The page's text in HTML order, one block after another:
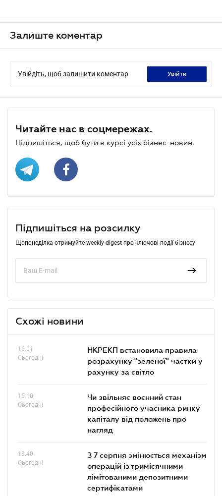
Залиште коментар
Увійдіть, щоб залишити коментар увійти
Читайте нас в соцмережах.
Підпишіться, щоб бути в курсі усіх бізнес-новин.
Підпишіться на розсилку
Щопонеділка отримуйте weekly-digest про ключові події бізнесу
Схожі новини
16.01
Сьогодні
НКРЕКП встановила правила
розрахунку "зеленої" частки у
рахунку за світло
15.10
Сьогодні
Чи звільняє воєнний стан
професійного учасника ринку
капіталу від положень про
нагляд
13.40
Сьогодні
З 7 серпня змінюється механізм
операцій із тримісячними
лімітованими депозитними
сертифікатами